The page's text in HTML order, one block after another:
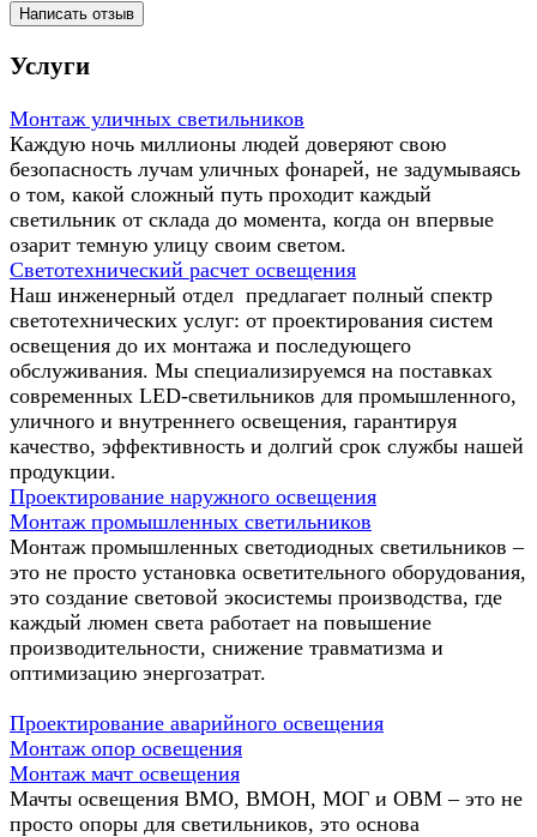
Написать отзыв
Услуги
Монтаж уличных светильников
Каждую ночь миллионы людей доверяют свою
безопасность лучам уличных фонарей, не задумываясь
о том, какой сложный путь проходит каждый
светильник от склада до момента, когда он впервые
озарит темную улицу своим светом.
Светотехнический расчет освещения
Наш инженерный отдел предлагает полный спектр
светотехнических услуг: от проектирования систем
освещения до их монтажа и последующего
обслуживания. Мы специализируемся на поставках
современных LED-светильников для промышленного,
уличного и внутреннего освещения, гарантируя
качество, эффективность и долгий срок службы нашей
продукции.
Проектирование наружного освещения
Монтаж промышленных светильников
Монтаж промышленных светодиодных светильников –
это не просто установка осветительного оборудования,
это создание световой экосистемы производства, где
каждый люмен света работает на повышение
производительности, снижение травматизма и
оптимизацию энергозатрат.
Проектирование аварийного освещения
Монтаж опор освещения
Монтаж мачт освещения
Мачты освещения ВМО, ВМОН, МОГ и ОВМ – это не
просто опоры для светильников, это основа